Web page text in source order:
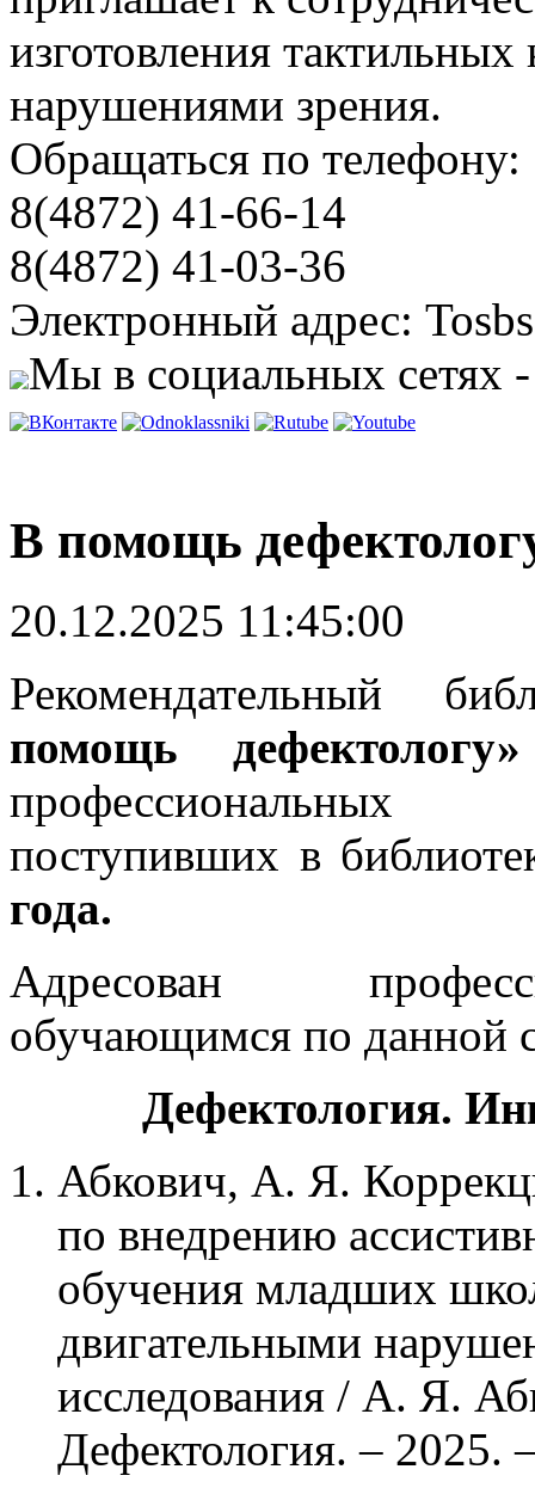
изготовления
нарушениями зрения.
Обращаться по телефону:
8(4872) 41-66-14
8(4872) 41-03-36
Электронный адрес:
Мы в социальных сетях
В помощь
20.12.2025 11:45:00
Рекомендательный
помощь дефектологу»
профессиональных
поступивших в
года.
Адресован
обучающимся по данной
Дефектология.
Абкович, А. Я.
по внедрению
обучения младших
двигательными
исследования / А. Я.
Дефектология. –